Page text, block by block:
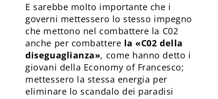
E sarebbe molto importante che i
governi mettessero lo stesso impegno
che mettono nel combattere la C02
anche per combattere la «C02 della
diseguaglianza», come hanno detto i
giovani della Economy of Francesco;
mettessero la stessa energia per
eliminare lo scandalo dei paradisi